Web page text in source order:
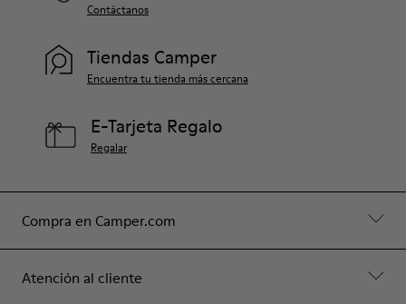
Compra en Camper.com
Atención al cliente
Contáctanos
Tiendas Camper
Encuentra tu tienda más cercana
E-Tarjeta Regalo
Regalar